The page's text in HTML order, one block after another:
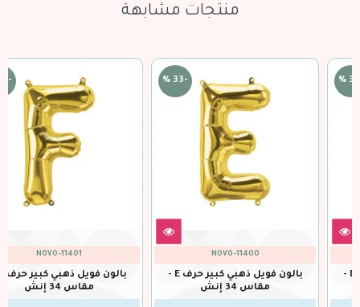
منتجات مشابهة
NOVO-11400
بالون فويل ذهبي كبير حرف E -
NOVO-11401
بالون فويل ذهبي كبير حرف F -